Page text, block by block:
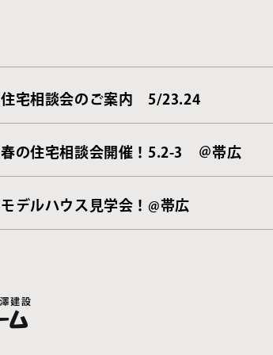
住宅相談会のご案内 5/23.24
春の住宅相談会開催！5.2-3 ＠帯広
モデルハウス見学会！@帯広